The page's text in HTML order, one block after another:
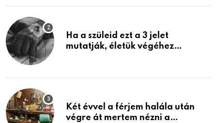
Ha a szüleid ezt a 3 jelet
mutatják, életük végéhez
Két évvel a férjem halála után
végre át mertem nézni a